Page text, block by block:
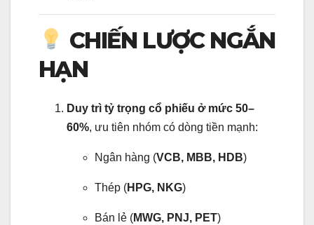
CHIẾN LƯỢC NGẮN
HẠN
Duy trì tỷ trọng cổ phiếu ở mức 50–
60%, ưu tiên nhóm có dòng tiền mạnh:
Ngân hàng (VCB, MBB, HDB)
Thép (HPG, NKG)
Bán lẻ (MWG, PNJ, PET)